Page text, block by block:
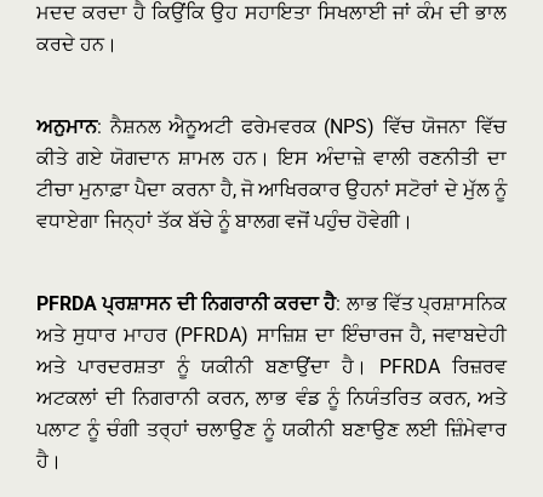
ਮਦਦ ਕਰਦਾ ਹੈ ਕਿਉਂਕਿ ਉਹ ਸਹਾਇਤਾ ਸਿਖਲਾਈ ਜਾਂ ਕੰਮ ਦੀ ਭਾਲ
ਕਰਦੇ ਹਨ।
ਅਨੁਮਾਨ: ਨੈਸ਼ਨਲ ਐਨੂਅਟੀ ਫਰੇਮਵਰਕ (NPS) ਵਿੱਚ ਯੋਜਨਾ ਵਿੱਚ
ਕੀਤੇ ਗਏ ਯੋਗਦਾਨ ਸ਼ਾਮਲ ਹਨ। ਇਸ ਅੰਦਾਜ਼ੇ ਵਾਲੀ ਰਣਨੀਤੀ ਦਾ
ਟੀਚਾ ਮੁਨਾਫ਼ਾ ਪੈਦਾ ਕਰਨਾ ਹੈ, ਜੋ ਆਖਿਰਕਾਰ ਉਹਨਾਂ ਸਟੋਰਾਂ ਦੇ ਮੁੱਲ ਨੂੰ
ਵਧਾਏਗਾ ਜਿਨ੍ਹਾਂ ਤੱਕ ਬੱਚੇ ਨੂੰ ਬਾਲਗ ਵਜੋਂ ਪਹੁੰਚ ਹੋਵੇਗੀ।
PFRDA ਪ੍ਰਸ਼ਾਸਨ ਦੀ ਨਿਗਰਾਨੀ ਕਰਦਾ ਹੈ: ਲਾਭ ਵਿੱਤ ਪ੍ਰਸ਼ਾਸਨਿਕ
ਅਤੇ ਸੁਧਾਰ ਮਾਹਰ (PFRDA) ਸਾਜ਼ਿਸ਼ ਦਾ ਇੰਚਾਰਜ ਹੈ, ਜਵਾਬਦੇਹੀ
ਅਤੇ ਪਾਰਦਰਸ਼ਤਾ ਨੂੰ ਯਕੀਨੀ ਬਣਾਉਂਦਾ ਹੈ। PFRDA ਰਿਜ਼ਰਵ
ਅਟਕਲਾਂ ਦੀ ਨਿਗਰਾਨੀ ਕਰਨ, ਲਾਭ ਵੰਡ ਨੂੰ ਨਿਯੰਤਰਿਤ ਕਰਨ, ਅਤੇ
ਪਲਾਟ ਨੂੰ ਚੰਗੀ ਤਰ੍ਹਾਂ ਚਲਾਉਣ ਨੂੰ ਯਕੀਨੀ ਬਣਾਉਣ ਲਈ ਜ਼ਿੰਮੇਵਾਰ
ਹੈ।